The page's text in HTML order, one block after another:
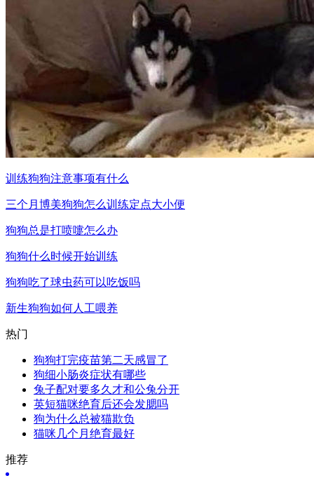
训练狗狗注意事项有什么
三个月博美狗狗怎么训练定点大小便
狗狗总是打喷嚏怎么办
狗狗什么时候开始训练
狗狗吃了球虫药可以吃饭吗
新生狗狗如何人工喂养
热门
狗狗打完疫苗第二天感冒了
狗细小肠炎症状有哪些
兔子配对要多久才和公兔分开
英短猫咪绝育后还会发腮吗
狗为什么总被猫欺负
猫咪几个月绝育最好
推荐